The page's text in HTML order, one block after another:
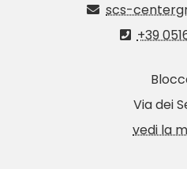
scs-
+39
Via dei
vedi la